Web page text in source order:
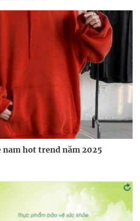
nam hot trend năm 2025